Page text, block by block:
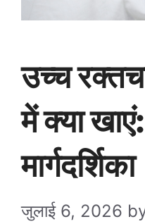
उच्च
में क्या
मार्गदर्शिका
जुलाई 6, 2026